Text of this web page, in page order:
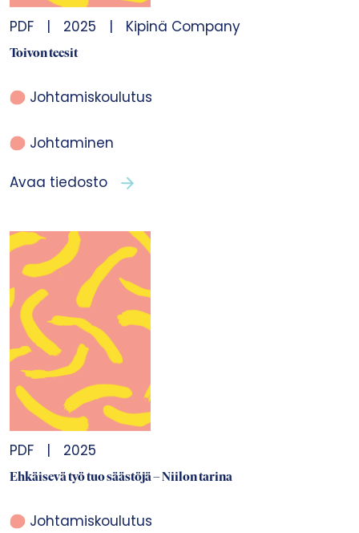
PDF | 2025 | Kipinä Company
Toivon teesit
Johtamiskoulutus
Johtaminen
Avaa tiedosto
PDF | 2025
Ehkäisevä työ tuo säästöjä – Niilon tarina
Johtamiskoulutus